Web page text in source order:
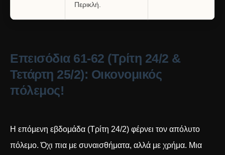
Περικλή.
Επεισόδια 61-62 (Τρίτη 24/2 &
Τετάρτη 25/2): Οικονομικός
πόλεμος!
Η επόμενη εβδομάδα (Τρίτη 24/2) φέρνει τον απόλυτο
πόλεμο. Όχι πια με συναισθήματα, αλλά με χρήμα. Μια